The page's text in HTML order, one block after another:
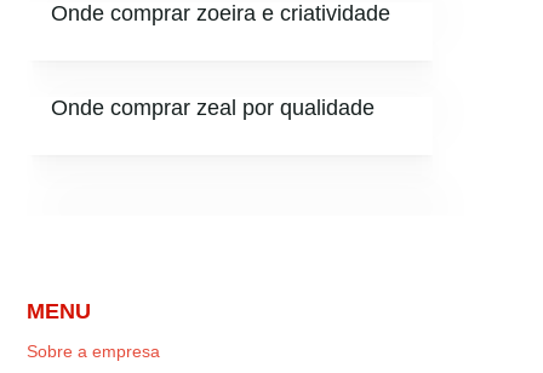
Onde comprar zoeira e criatividade
Onde comprar zeal por qualidade
MENU
Sobre a empresa